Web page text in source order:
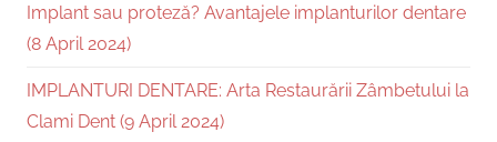
Implant sau proteză? Avantajele implanturilor dentare
(8 April 2024)
IMPLANTURI DENTARE: Arta Restaurării Zâmbetului la
Clami Dent (9 April 2024)